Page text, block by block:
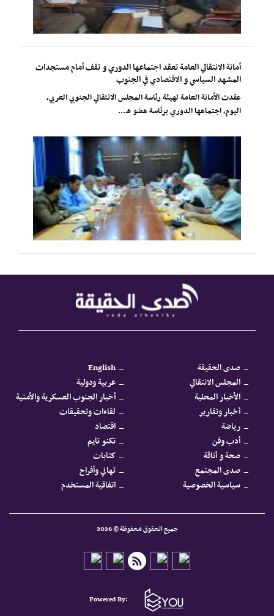
أمانة الانتقالي العامة تعقد اجتماعها الدوري و تقف أمام مستجدات
المشهد السياسي و الاقتصادي في الجنوب
عقدت الأمانة العامة لهيئة رئاسة المجلس الانتقالي الجنوبي العربي،
اليوم، اجتماعها الدوري برئاسة عضو ه...
صدى الحقيقة
English
المجلس الانتقالي
عربية ودولية
الأخبار المحلية
أخبار الجنوب العسكرية والأمنية
أخبار وتقارير
لقاءات وتحقيقات
رياضة
اقتصاد
أدب وفن
تكنو تايم
صحة و أناقة
كتابات
صدى المجتمع
تهاني وأفراح
سياسية الخصوصية
اتفاقية المستخدم
جميع الحقوق محفوظة © 2026
Powered By: